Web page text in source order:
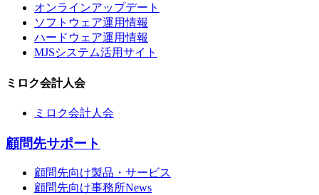
オンラインアップデート
ソフトウェア運用情報
ハードウェア運用情報
MJSシステム活用サイト
ミロク会計人会
ミロク会計人会
顧問先サポート
顧問先向け製品・サービス
顧問先向け事務所News